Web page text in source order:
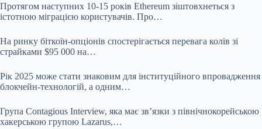
Протягом наступних 10-15 років Ethereum зіштовхнеться з
істотною міграцією користувачів. Про…
На ринку біткоїн-опціонів спостерігається перевага колів зі
страйками $95 000 на…
Рік 2025 може стати знаковим для інституційного впровадження
блокчейн-технологій, а одним…
Група Contagious Interview, яка має зв’язки з північнокорейською
хакерською групою Lazarus,…